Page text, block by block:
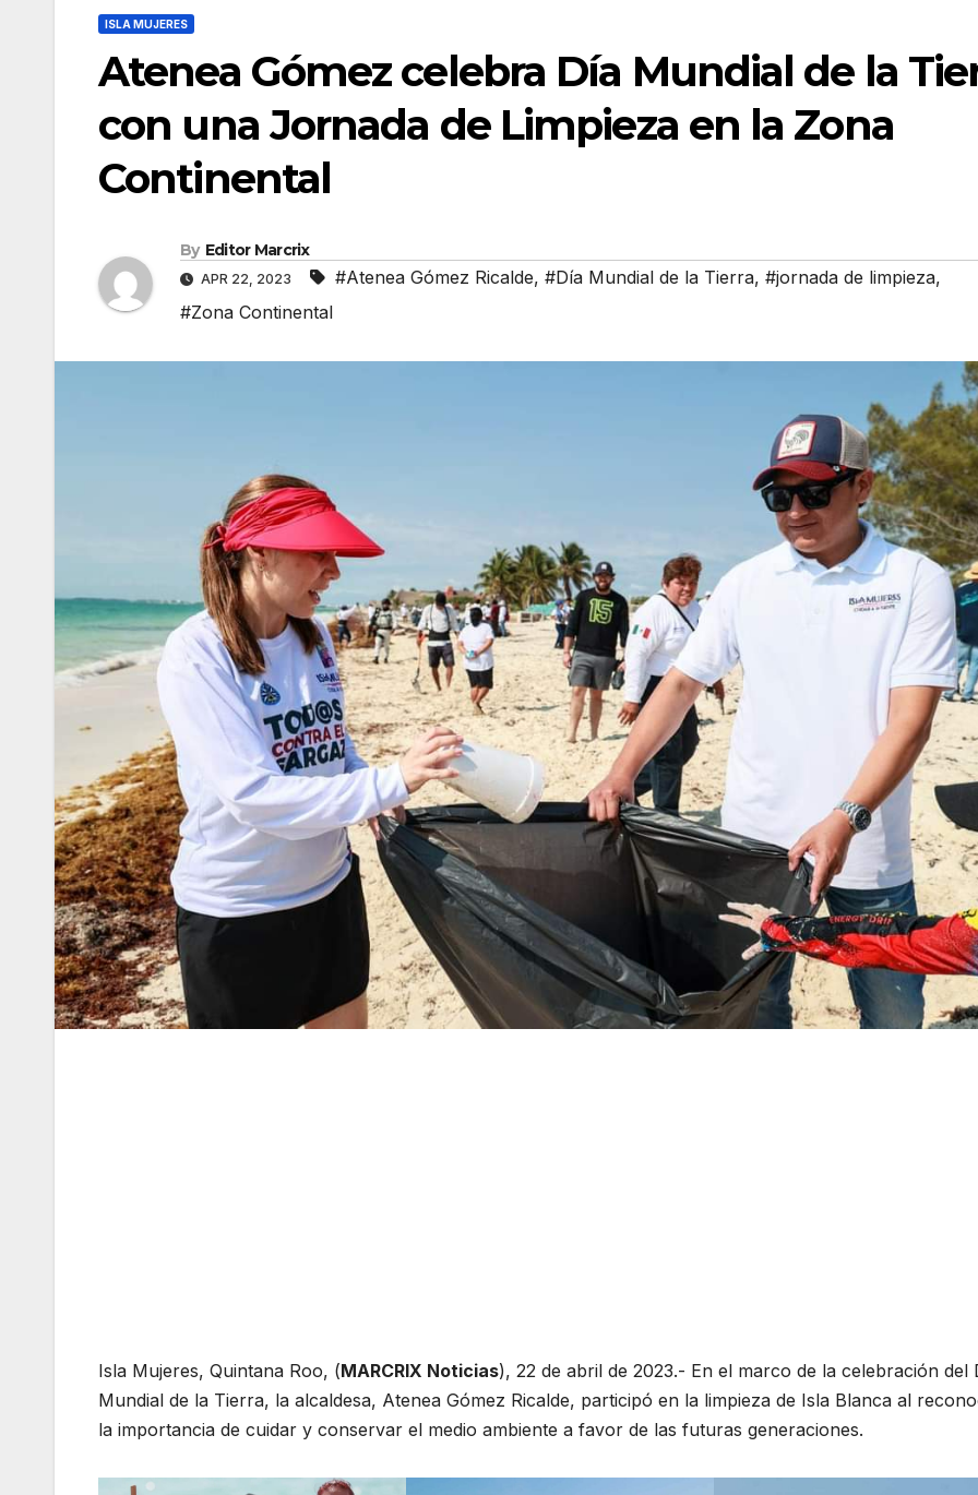
ISLA MUJERES
Atenea Gómez celebra Día Mundial de la
con una Jornada de Limpieza en la Zona
Continental
By Editor Marcrix
APR 22, 2023 #Atenea Gómez Ricalde, #Día Mundial de la Tierra, #jornada de limpieza,
#Zona Continental
Isla Mujeres, Quintana Roo, (MARCRIX Noticias), 22 de abril de 2023.- En el marco de la celebración del
Mundial de la Tierra, la alcaldesa, Atenea Gómez Ricalde, participó en la limpieza de Isla Blanca al
la importancia de cuidar y conservar el medio ambiente a favor de las futuras generaciones.